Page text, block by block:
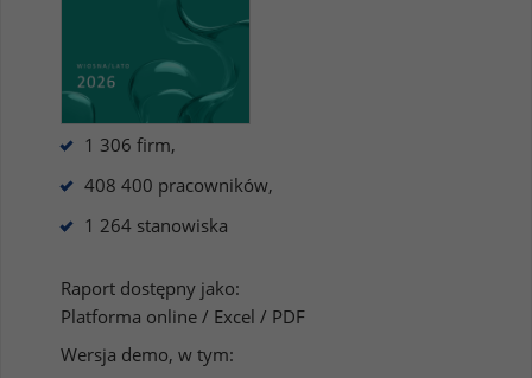
1 306 firm,
408 400 pracowników,
1 264 stanowiska
Raport dostępny jako:
Platforma online / Excel / PDF
Wersja demo, w tym: